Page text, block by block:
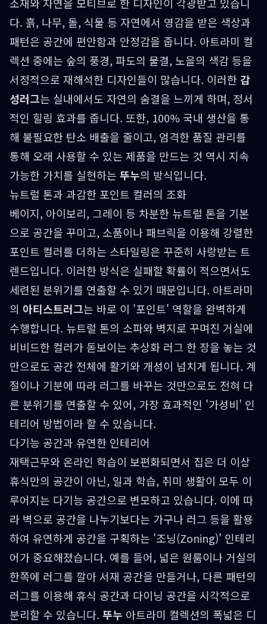
다. 흙, 나무, 돌, 식물 등 자연에서 영감을 받은 색상과
패턴은 공간에 편안함과 안정감을 줍니다. 아트라미 컬
렉션 중에는 숲의 풍경, 파도의 물결, 노을의 색감 등을
서정적으로 재해석한 디자인들이 많습니다. 이러한 감
성러그는 실내에서도 자연의 숨결을 느끼게 하며, 정서
적인 힐링 효과를 줍니다. 또한, 100% 국내 생산을 통
해 불필요한 탄소 배출을 줄이고, 엄격한 품질 관리를
통해 오래 사용할 수 있는 제품을 만드는 것 역시 지속
가능한 가치를 실현하는 뚜누의 방식입니다.
뉴트럴 톤과 과감한 포인트 컬러의 조화
베이지, 아이보리, 그레이 등 차분한 뉴트럴 톤을 기본
으로 공간을 꾸미고, 소품이나 패브릭을 이용해 강렬한
포인트 컬러를 더하는 스타일링은 꾸준히 사랑받는 트
렌드입니다. 이러한 방식은 실패할 확률이 적으면서도
세련된 분위기를 연출할 수 있기 때문입니다. 아트라미
의 아티스트러그는 바로 이 '포인트' 역할을 완벽하게
수행합니다. 뉴트럴 톤의 소파와 벽지로 꾸며진 거실에
비비드한 컬러가 돋보이는 추상화 러그 한 장을 놓는 것
만으로도 공간 전체에 활기와 개성이 넘치게 됩니다. 계
절이나 기분에 따라 러그를 바꾸는 것만으로도 전혀 다
른 분위기를 연출할 수 있어, 가장 효과적인 '가성비' 인
테리어 방법이라 할 수 있습니다.
다기능 공간과 유연한 인테리어
재택근무와 온라인 학습이 보편화되면서 집은 더 이상
휴식만의 공간이 아닌, 일과 학습, 취미 생활이 모두 이
루어지는 다기능 공간으로 변모하고 있습니다. 이에 따
라 벽으로 공간을 나누기보다는 가구나 러그 등을 활용
하여 유연하게 공간을 구획하는 '조닝(Zoning)' 인테리
어가 중요해졌습니다. 예를 들어, 넓은 원룸이나 거실의
한쪽에 러그를 깔아 서재 공간을 만들거나, 다른 패턴의
러그를 이용해 휴식 공간과 다이닝 공간을 시각적으로
분리할 수 있습니다. 뚜누 아트라미 컬렉션의 폭넓은 디